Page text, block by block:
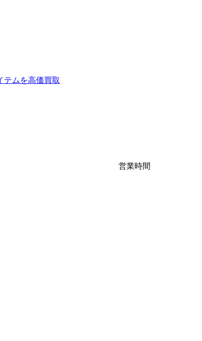
テムを高価買取
営業時間